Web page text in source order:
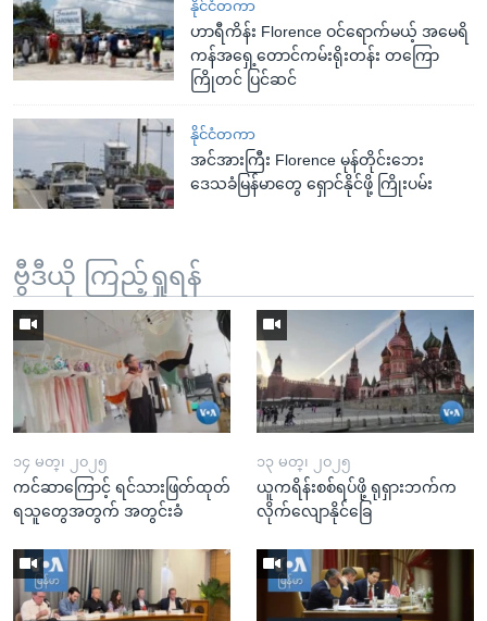
နိုင်ငံတကာ
ဟာရီကိန်း Florence ဝင်ရောက်မယ့် အမေရိ
ကန်အရှေ့တောင်ကမ်းရိုးတန်း တကြော
ကြိုတင် ပြင်ဆင်
နိုင်ငံတကာ
အင်အားကြီး Florence မုန်တိုင်းဘေး
ဒေသခံမြန်မာတွေ ရှောင်နိုင်ဖို့ ကြိုးပမ်း
ဗွီဒီယို ကြည့်ရှုရန်
၁၄ မတ္၊ ၂၀၂၅
ကင်ဆာကြောင့် ရင်သားဖြတ်ထုတ်
ရသူတွေအတွက် အတွင်းခံ
၁၃ မတ္၊ ၂၀၂၅
ယူကရိန်းစစ်ရပ်ဖို့ ရုရှားဘက်က
လိုက်လျောနိုင်ခြေ